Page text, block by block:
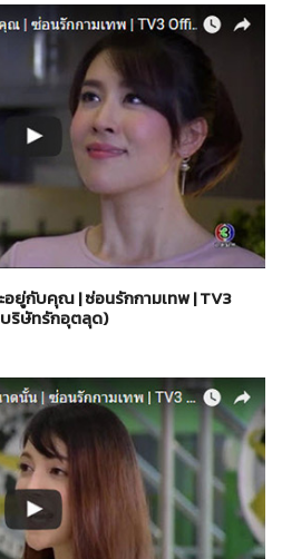
บริษัทรักอุตลุด
ะอยู่กับคุณ | ซ่อนรักกามเทพ | TV3
ริษัทรักอุตลุด)